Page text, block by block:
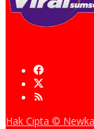
Hak Cipta ©